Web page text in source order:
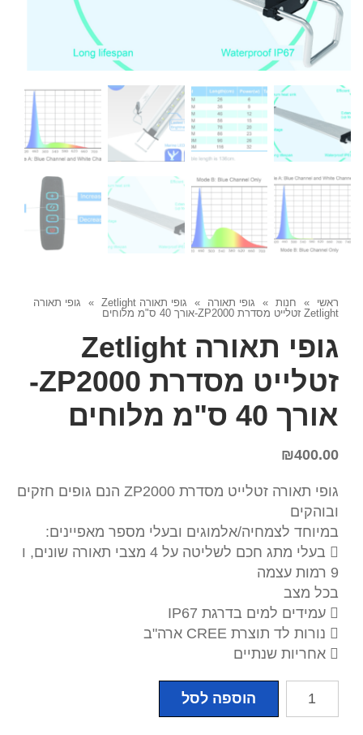
ראשי » חנות » גופי תאורה » גופי תאורה Zetlight »
גופי תאורה
Zetlight זטלייט מסדרת ZP2000-אורך 40 ס"מ מלוחים
גופי תאורה Zetlight
זטלייט מסדרת ZP2000-
אורך 40 ס"מ מלוחים
₪400.00
גופי תאורה זטלייט מסדרת ZP2000 הנם גופים חזקים
ובוהקים
במיוחד לצמחיה/אלמוגים ובעלי מספר מאפיינים:
 בעלי מתג חכם לשליטה על 4 מצבי תאורה שונים, ו
9 רמות עצמה
בכל מצב
 עמידים למים בדרגת IP67
 נורות לד תוצרת CREE ארה"ב
 אחריות שנתיים
הוספה לסל